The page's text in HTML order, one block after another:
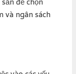
và ngân sách